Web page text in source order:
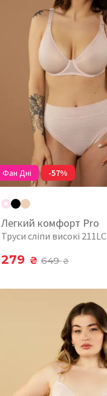
Фан Дні -57%
Легкий комфорт Pro
Труси сліпи високі 211LC
279 ₴ 649₴